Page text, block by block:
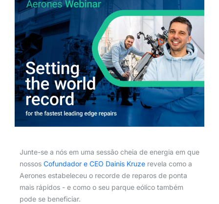
Junte-se a nós em uma sessão cheia de energia em que
nossos Cofundador e CEO Dainis Kruze revela como a
Aerones estabeleceu o recorde de reparos de ponta
mais rápidos - e como o seu parque eólico também
pode se beneficiar.